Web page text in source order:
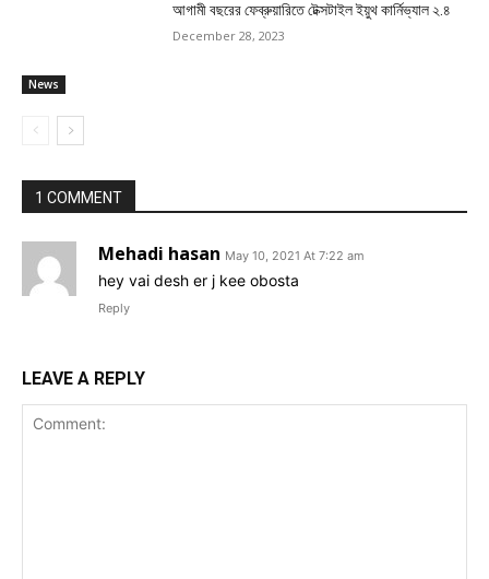
News
আগামী বছরের ফেব্রুয়ারিতে টেক্সটাইল ইয়ুথ কার্নিভ্যাল ২.৪
December 28, 2023
1 COMMENT
Mehadi hasan May 10, 2021 At 7:22 am
hey vai desh er j kee obosta
Reply
LEAVE A REPLY